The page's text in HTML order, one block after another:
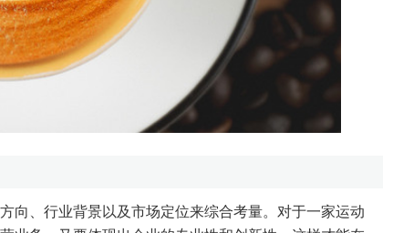
向、行业背景以及市场定位来综合考量。对于一家运动